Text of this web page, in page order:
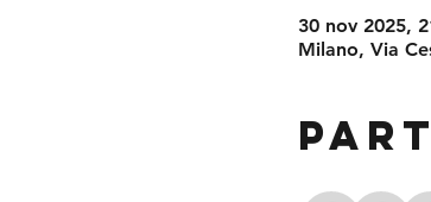
30 nov 2025,
Milano, Via